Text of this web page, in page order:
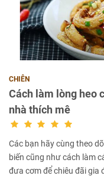
CHIÊN
Cách làm lòng heo
nhà thích mê
Các bạn hãy cùng theo
biến cũng như cách làm
đưa cơm để chiêu đãi gia